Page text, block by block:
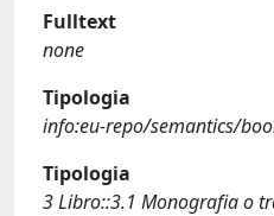
Fulltext
none
Tipologia
info:eu-repo/semantics/
Tipologia
3 Libro::3.1 Monografia o